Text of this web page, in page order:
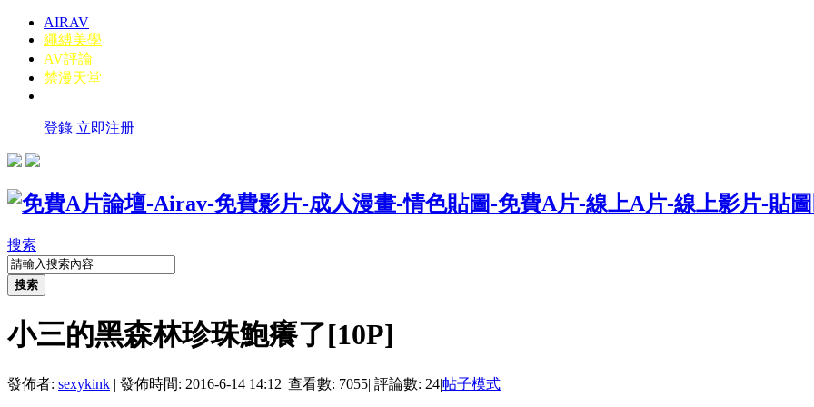
AIRAV
繩縛美學
AV評論
禁漫天堂
登錄 立即注册
搜索
搜索
小三的黑森林珍珠鮑癢了[10P]
發佈者: sexykink | 發佈時間: 2016-6-14 14:12| 查看數: 7055| 評論數: 24|帖子模式